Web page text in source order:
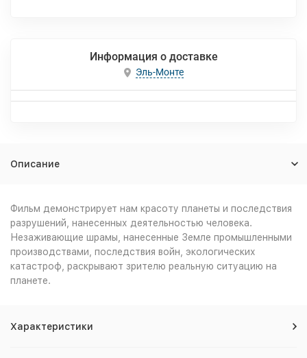
Информация о доставке
Эль-Монте
Описание
Фильм демонстрирует нам красоту планеты и последствия
разрушений, нанесенных деятельностью человека.
Незаживающие шрамы, нанесенные Земле промышленными
производствами, последствия войн, экологических
катастроф, раскрывают зрителю реальную ситуацию на
планете.
Характеристики